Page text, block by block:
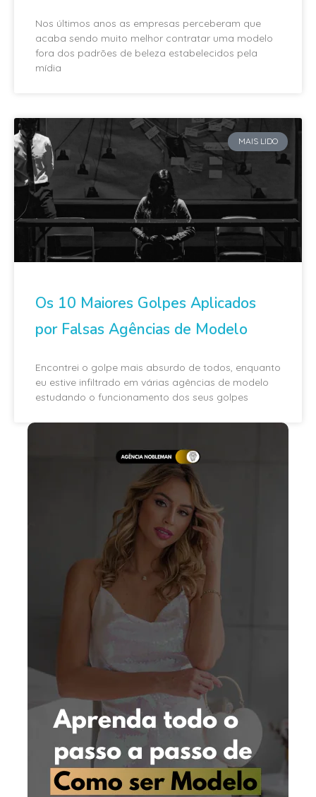
Nos últimos anos as empresas perceberam que
acaba sendo muito melhor contratar uma modelo
fora dos padrões de beleza estabelecidos pela
mídia
MAIS LIDO
Os 10 Maiores Golpes Aplicados
por Falsas Agências de Modelo
Encontrei o golpe mais absurdo de todos, enquanto
eu estive infiltrado em várias agências de modelo
estudando o funcionamento dos seus golpes